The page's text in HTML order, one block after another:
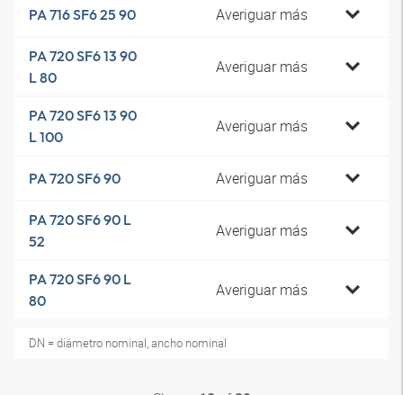
PA 716 SF6 25 90 Averiguar más
PA 720 SF6 13 90
L 80
Averiguar más
PA 720 SF6 13 90
L 100
Averiguar más
PA 720 SF6 90 Averiguar más
PA 720 SF6 90 L
52
Averiguar más
PA 720 SF6 90 L
80
Averiguar más
DN = diámetro nominal, ancho nominal